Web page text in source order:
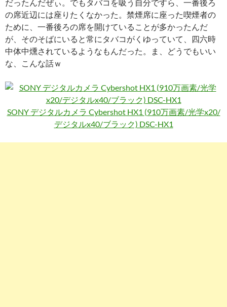
だったんだぜぃ。でもタバコを吸う自分ですら、一番後ろ
の席近辺には座りたくなかった。禁煙席に座った喫煙者の
ために、一番後ろの席を開けていることが多かったんだ
が、そのそばにいると常にタバコがくゆっていて、四六時
中体中燻されているようなもんだった。ま、どうでもいい
な、こんな話ｗ
SONY デジタルカメラ Cybershot HX1 (910万画素/光学x20/
デジタルx40/ブラック) DSC-HX1